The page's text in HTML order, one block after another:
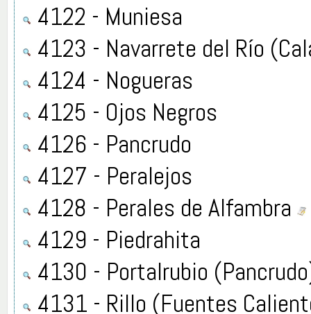
4122 - Muniesa
4123 - Navarrete del Río
4124 - Nogueras
4125 - Ojos Negros
4126 - Pancrudo
4127 - Peralejos
4128 - Perales de Alfambra
4129 - Piedrahita
4130 - Portalrubio
4131 - Rillo (Fuentes